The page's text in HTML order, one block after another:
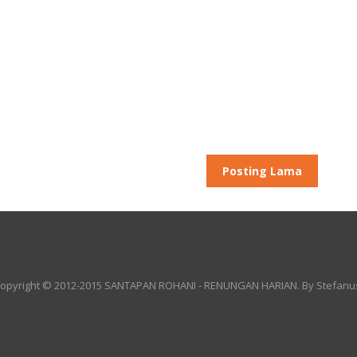
Posting Lama
© 2012-2015 SANTAPAN ROHANI - RENUNGAN HARIAN. By